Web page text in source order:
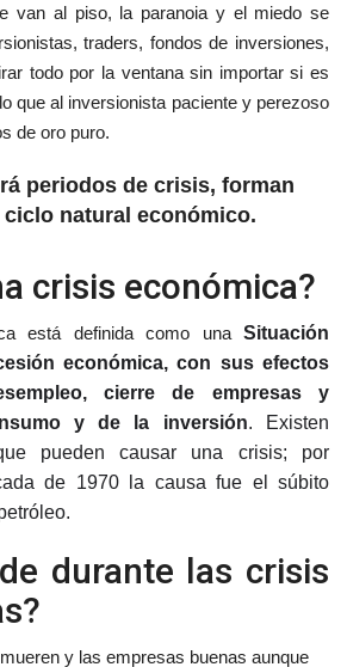
van al piso, la paranoia y el miedo se
traders, fondos de inversiones,
todo por la ventana sin importar si es
que al inversionista paciente y perezoso
de oro puro.
periodos de crisis, forman
ciclo natural económico.
crisis económica?
está definida como una Situación
económica, con sus efectos
cierre de empresas y
y de la inversión. Existen
pueden causar una crisis; por
de 1970 la causa fue el súbito
durante las crisis
y las empresas buenas aunque